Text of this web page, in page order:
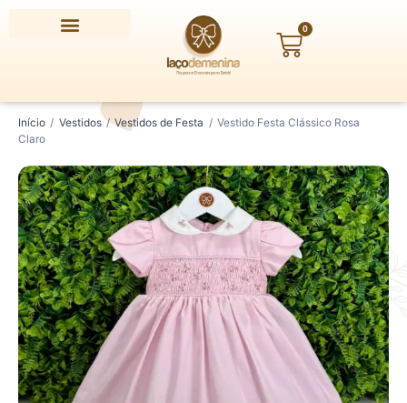
0
Carrinho
Início / Vestidos / Vestidos de Festa / Vestido Festa Clássico Rosa
Claro
Vestido
Festa
Clássico
Rosa
Claro
quantidade
Digite
seu
CEP